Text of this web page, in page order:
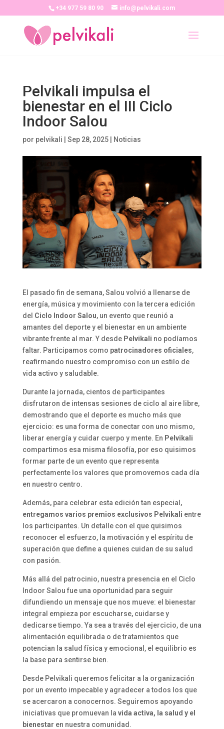
+34 977 59 80 90 info@pelvikali.com
Pelvikali impulsa el
bienestar en el III Ciclo
Indoor Salou
por pelvikali Sep 28, 2025| Noticias
El pasado fin de semana, Salou volvió a llenarse de
energía, música y movimiento con la tercera edición
del Ciclo Indoor Salou, un evento que reunió a
amantes del deporte y el bienestar en un ambiente
vibrante frente al mar. Y desde Pelvikali no podíamos
faltar. Participamos como patrocinadores oficiales,
reafirmando nuestro compromiso con un estilo de
vida activo y saludable.
Durante la jornada, cientos de participantes
disfrutaron de intensas sesiones de ciclo al aire libre,
demostrando que el deporte es mucho más que
ejercicio: es una forma de conectar con uno mismo,
liberar energía y cuidar cuerpo y mente. En Pelvikali
compartimos esa misma filosofía, por eso quisimos
formar parte de un evento que representa
perfectamente los valores que promovemos cada día
en nuestro centro.
Además, para celebrar esta edición tan especial,
entregamos varios premios exclusivos Pelvikali entre
los participantes. Un detalle con el que quisimos
reconocer el esfuerzo, la motivación y el espíritu de
superación que define a quienes cuidan de su salud
con pasión.
Más allá del patrocinio, nuestra presencia en el Ciclo
Indoor Salou fue una oportunidad para seguir
difundiendo un mensaje que nos mueve: el bienestar
integral empieza por escucharse, cuidarse y
dedicarse tiempo. Ya sea a través del ejercicio, de una
alimentación equilibrada o de tratamientos que
potencian la salud física y emocional, el equilibrio es
la base para sentirse bien.
Desde Pelvikali queremos felicitar a la organización
por un evento impecable y agradecer a todos los que
se acercaron a conocernos. Seguiremos apoyando
iniciativas que promuevan la vida activa, la salud y el
bienestar en nuestra comunidad.